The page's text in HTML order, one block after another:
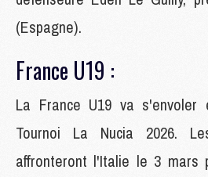
(Espagne).
France U19 :
La France U19 va s'envoler
Tournoi La Nucia 2026.
affronteront l'Italie le 3 mars